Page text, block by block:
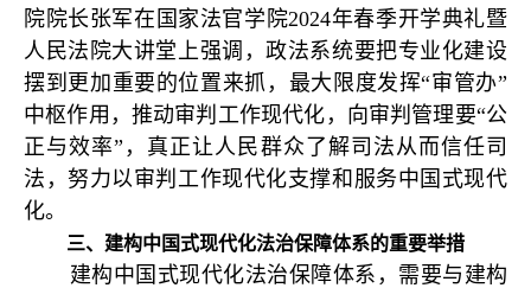
院院长张军在国家法官学院2024年春季开学典礼暨
人民法院大讲堂上强调，政法系统要把专业化建设
摆到更加重要的位置来抓，最大限度发挥“审管办”
中枢作用，推动审判工作现代化，向审判管理要“公
正与效率”，真正让人民群众了解司法从而信任司
法，努力以审判工作现代化支撑和服务中国式现代
化。
三、建构中国式现代化法治保障体系的重要举措
建构中国式现代化法治保障体系，需要与建构